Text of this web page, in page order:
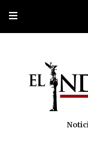
Portada